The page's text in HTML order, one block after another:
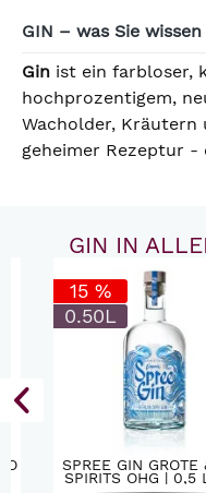
GIN – was Sie
Gin ist ein farbloser,
hochprozentigem,
Wacholder,
geheimer Rezeptur
GIN IN
15 %
0.50L
SPREE GIN GROTE &
SPIRITS OHG | 0,5